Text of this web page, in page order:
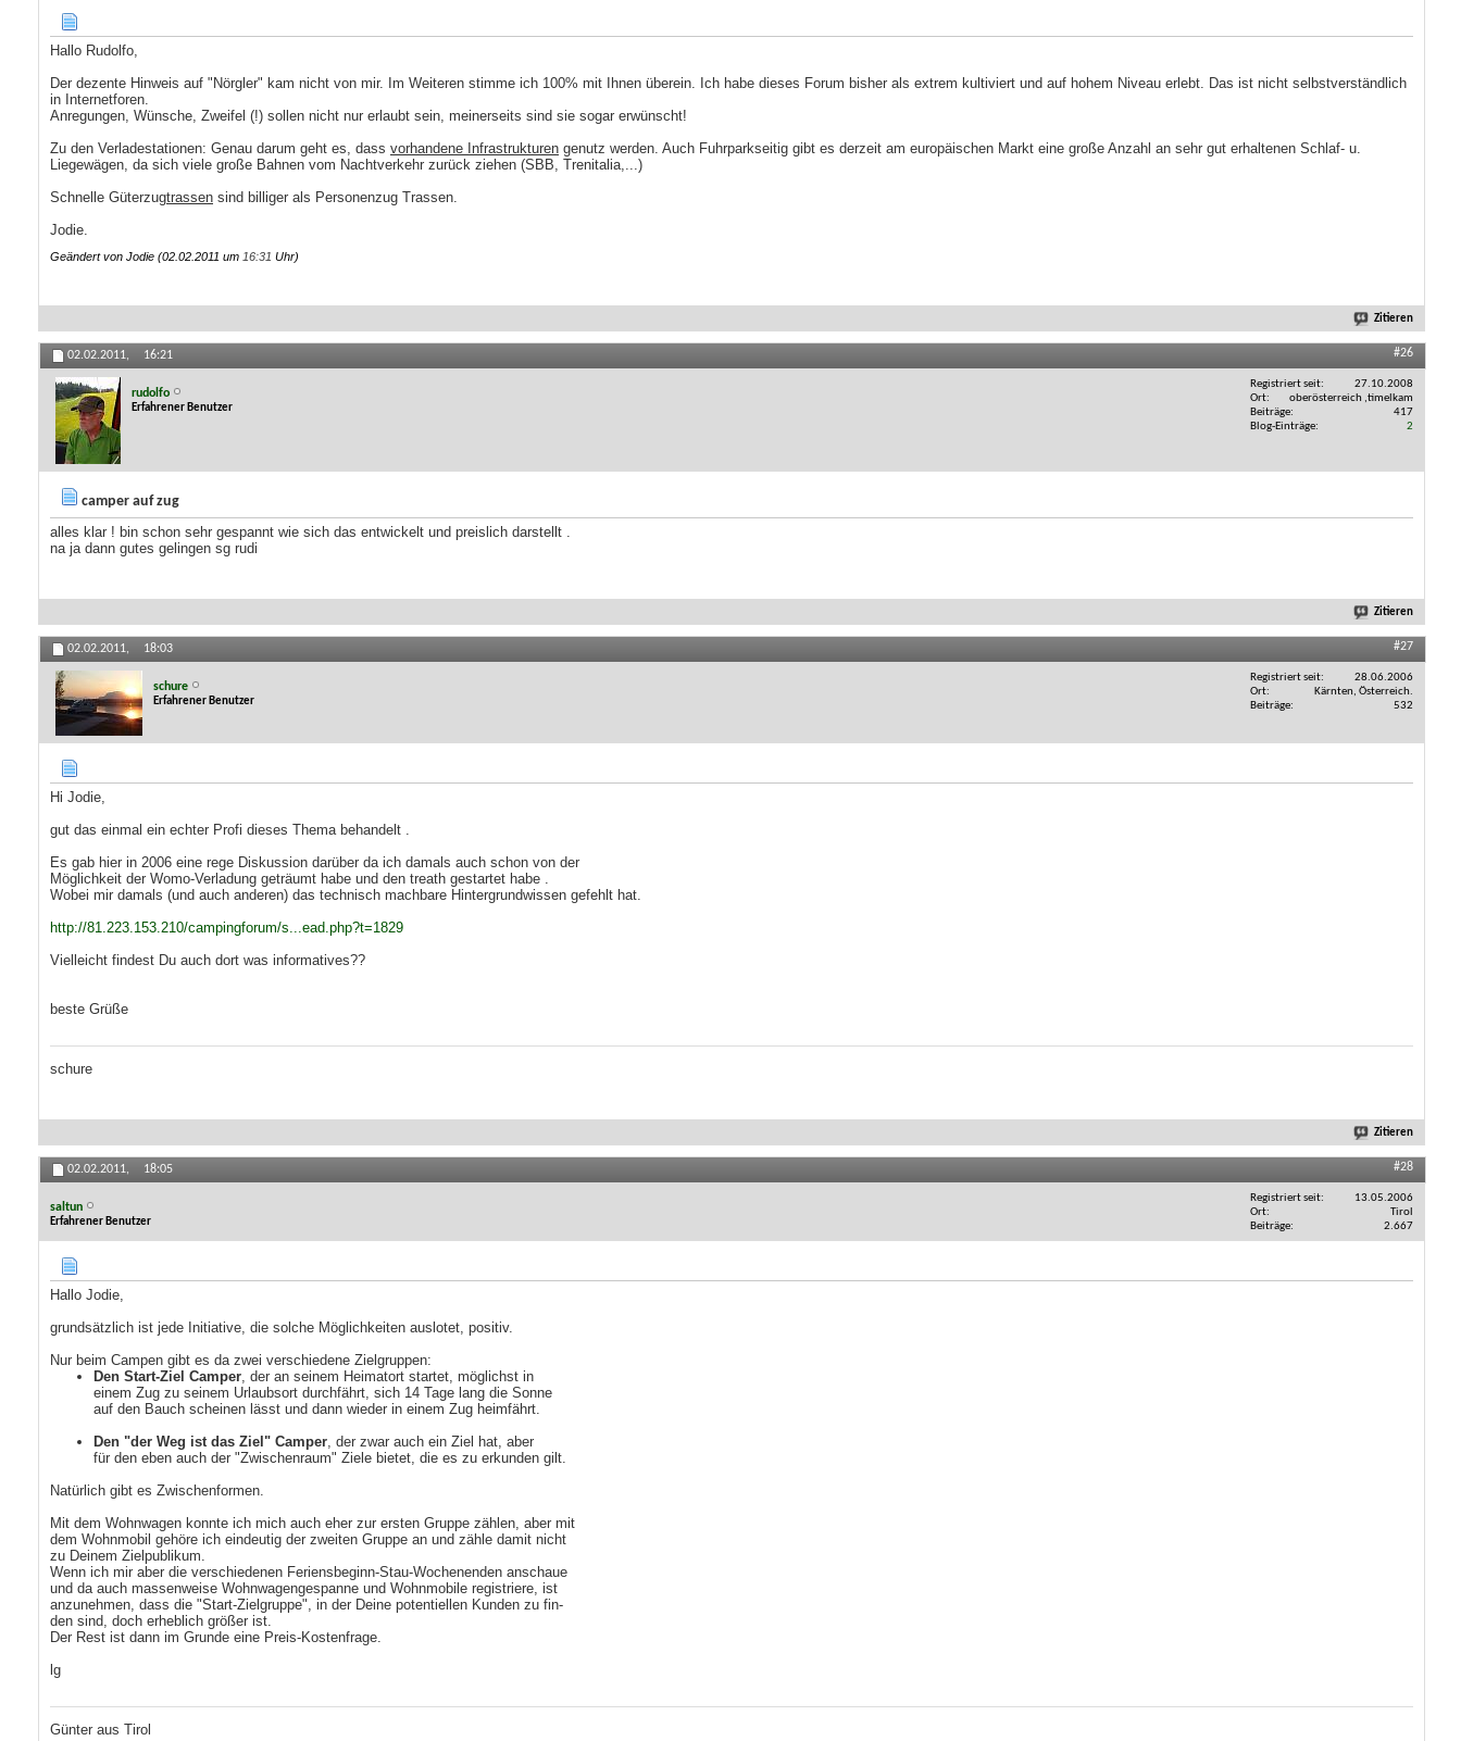
Hallo Rudolfo,
Der dezente Hinweis auf "Nörgler" kam nicht von mir. Im Weiteren stimme ich 100% mit Ihnen überein. Ich habe dieses Forum bisher als extrem kultiviert und auf hohem Niveau erlebt. Das ist nicht selbstverständlich
in Internetforen.
Anregungen, Wünsche, Zweifel (!) sollen nicht nur erlaubt sein, meinerseits sind sie sogar erwünscht!
Zu den Verladestationen: Genau darum geht es, dass vorhandene Infrastrukturen genutz werden. Auch Fuhrparkseitig gibt es derzeit am europäischen Markt eine große Anzahl an sehr gut erhaltenen Schlaf- u.
Liegewägen, da sich viele große Bahnen vom Nachtverkehr zurück ziehen (SBB, Trenitalia,...)
Schnelle Güterzugtrassen sind billiger als Personenzug Trassen.
Jodie.
Geändert von Jodie (02.02.2011 um 16:31 Uhr)
Zitieren
02.02.2011, 16:21 #26
rudolfo
Erfahrener Benutzer
Registriert seit
27.10.2008
Ort
oberösterreich ,timelkam
Beiträge
417
Blog-Einträge
2
camper auf zug
alles klar ! bin schon sehr gespannt wie sich das entwickelt und preislich darstellt .
na ja dann gutes gelingen sg rudi
Zitieren
02.02.2011, 18:03 #27
schure
Erfahrener Benutzer
Registriert seit
28.06.2006
Ort
Kärnten, Österreich.
Beiträge
532
Hi Jodie,
gut das einmal ein echter Profi dieses Thema behandelt .
Es gab hier in 2006 eine rege Diskussion darüber da ich damals auch schon von der
Möglichkeit der Womo-Verladung geträumt habe und den treath gestartet habe .
Wobei mir damals (und auch anderen) das technisch machbare Hintergrundwissen gefehlt hat.
http://81.223.153.210/campingforum/s...ead.php?t=1829
Vielleicht findest Du auch dort was informatives??
beste Grüße
schure
Zitieren
02.02.2011, 18:05 #28
saltun
Erfahrener Benutzer
Registriert seit
13.05.2006
Ort
Tirol
Beiträge
2.667
Hallo Jodie,
grundsätzlich ist jede Initiative, die solche Möglichkeiten auslotet, positiv.
Nur beim Campen gibt es da zwei verschiedene Zielgruppen:
Den Start-Ziel Camper, der an seinem Heimatort startet, möglichst in
einem Zug zu seinem Urlaubsort durchfährt, sich 14 Tage lang die Sonne
auf den Bauch scheinen lässt und dann wieder in einem Zug heimfährt.
Den "der Weg ist das Ziel" Camper, der zwar auch ein Ziel hat, aber
für den eben auch der "Zwischenraum" Ziele bietet, die es zu erkunden gilt.
Natürlich gibt es Zwischenformen.
Mit dem Wohnwagen konnte ich mich auch eher zur ersten Gruppe zählen, aber mit
dem Wohnmobil gehöre ich eindeutig der zweiten Gruppe an und zähle damit nicht
zu Deinem Zielpublikum.
Wenn ich mir aber die verschiedenen Feriensbeginn-Stau-Wochenenden anschaue
und da auch massenweise Wohnwagengespanne und Wohnmobile registriere, ist
anzunehmen, dass die "Start-Zielgruppe", in der Deine potentiellen Kunden zu fin-
den sind, doch erheblich größer ist.
Der Rest ist dann im Grunde eine Preis-Kostenfrage.
lg
Günter aus Tirol